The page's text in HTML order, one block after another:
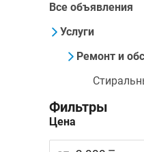
Все объявления
Услуги
Ремонт и
Фильтры
Цена